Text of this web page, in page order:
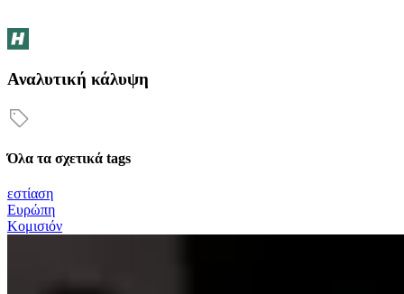
Αναλυτική κάλυψη
Όλα τα σχετικά tags
εστίαση
Ευρώπη
Κομισιόν